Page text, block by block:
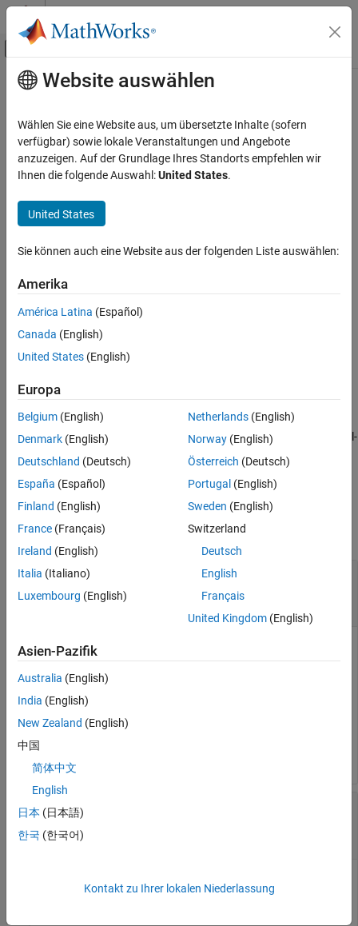
Weiter zum Inhalt
Umschaltung für Off-Canvas-
Startseite der Dokumentation
Navigation Toolbox
Koordinatentransformationen und Trajektorien
AUF DIESER SEITE
Beschreibung
Eingabeargumente
Ausgabeargumente
Erweiterte Fähigkeiten
Versionsverlauf
Siehe auch
Hauptinhalt
Diese Seite wurde mithilfe maschineller Übersetzung übersetzt.
tform
Seit R2022b
alle in Seite reduzieren
Syntax
transformationMatrix = tform(transformation)
transformationMatrix = tform(rotation)
Beschreibung
transformationMatrix
SE(2)- bzw. SE(3)-Transformation
transformationMatrix = tform(rotation)erzeugt eine
homogene TransformationsmatrixtransformationMatrix
mit Null-
Translation, die der SO(2)- oder SO(3)-Rotation
rotation
Eingabeargumente
alle reduzieren
transformation Transformation
-Objekt| |
-Element-Array von
Transformationsobjekten
Transformation, angegeben als skalares
se3-Objekt oderN-Element-Array von
Transformationsobjekten.
Transformationen.
Wenn Sie transformation
rotation
so2-Objekt
Rotationsobjekten
Objekt oder alsN -Element-Array von Rotationsobjekten.
Website auswählen
Wählen Sie eine Website aus, um übersetzte Inhalte (sofern
verfügbar) sowie lokale Veranstaltungen und Angebote
anzuzeigen. Auf der Grundlage Ihres Standorts empfehlen wir
Ihnen die folgende Auswahl:United States.
United States
Sie können auch eine Website aus der folgenden Liste auswählen:
Amerika
América Latina (Español)
Canada (English)
United States (English)
Europa
Belgium (English)
Denmark (English)
Deutschland (Deutsch)
España (Español)
Finland (English)
France (Français)
Ireland (English)
Italia (Italiano)
Luxembourg (English)
Netherlands(English)
Norway(English)
Österreich (Deutsch)
Portugal (English)
Sweden (English)
Switzerland
Deutsch
English
Français
United Kingdom(English)
Asien-Pazifik
Australia (English)
India (English)
New Zealand (English)
中国
简体中文
English
日本 (日本語)
한국 (한국어)
Kontakt zu Ihrer lokalen Niederlassung